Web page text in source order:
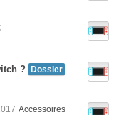
?
Dossier
Accessoires